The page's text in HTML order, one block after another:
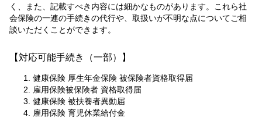
く、また、記載すべき内容には細かなものがあります。これら社
会保険の一連の手続きの代行や、取扱いが不明な点についてご相
談いただくことができます。
【対応可能手続き（一部）】
健康保険 厚生年金保険 被保険者資格取得届
雇用保険被保険者 資格取得届
健康保険 被扶養者異動届
雇用保険 育児休業給付金